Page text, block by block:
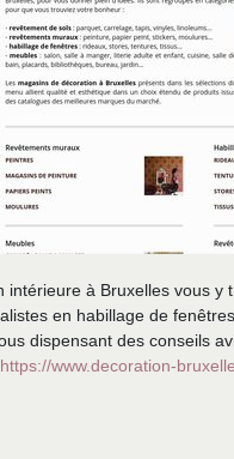
à Bruxelles vous
en habillage de
dispensant des conseils
https://www.decoration-